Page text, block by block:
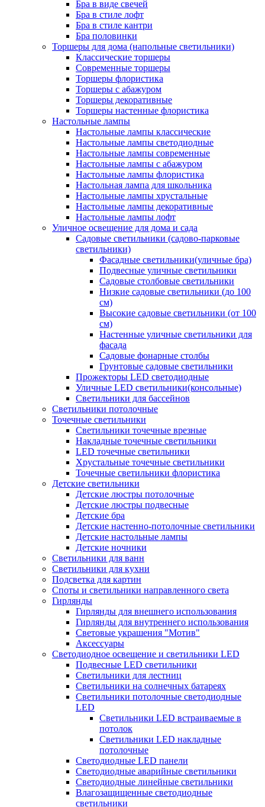
Бра в виде свечей
Бра в стиле лофт
Бра в стиле кантри
Бра половинки
Торшеры для дома (напольные светильники)
Классические торшеры
Современные торшеры
Торшеры флористика
Торшеры с абажуром
Торшеры декоративные
Торшеры настенные флористика
Настольные лампы
Настольные лампы классические
Настольные лампы светодиодные
Настольные лампы современные
Настольные лампы с абажуром
Настольные лампы флористика
Настольная лампа для школьника
Настольные лампы хрустальные
Настольные лампы декоративные
Настольные лампы лофт
Уличное освещение для дома и сада
Садовые светильники (садово-парковые
светильники)
Фасадные светильники(уличные бра)
Подвесные уличные светильники
Садовые столбовые светильники
Низкие садовые светильники (до 100
см)
Высокие садовые светильники (от 100
см)
Настенные уличные светильники для
фасада
Садовые фонарные столбы
Грунтовые садовые светильники
Прожекторы LED светодиодные
Уличные LED светильники(консольные)
Светильники для бассейнов
Светильники потолочные
Точечные светильники
Светильники точечные врезные
Накладные точечные светильники
LED точечные светильники
Хрустальные точечные светильники
Точечные светильники флористика
Детские светильники
Детские люстры потолочные
Детские люстры подвесные
Детские бра
Детские настенно-потолочные светильники
Детские настольные лампы
Детские ночники
Светильники для ванн
Светильники для кухни
Подсветка для картин
Споты и светильники направленного света
Гирлянды
Гирлянды для внешнего использования
Гирлянды для внутреннего использования
Световые украшения "Мотив"
Аксессуары
Светодиодное освещение и светильники LED
Подвесные LED светильники
Светильники для лестниц
Светильники на солнечных батареях
Светильники потолочные светодиодные
LED
Cветильники LED встраиваемые в
потолок
Светильники LED накладные
потолочные
Светодиодные LED панели
Светодиодные аварийные светильники
Светодиодные линейные светильники
Влагозащищенные светодиодные
светильники